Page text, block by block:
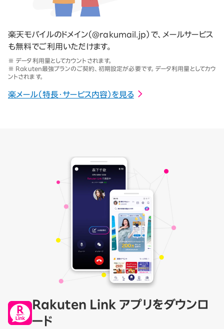
楽天モバイルのドメイン（@rakumail.jp）で、メールサービス
も無料でご利用いただけます。
※ データ利用量としてカウントされます。
※ Rakuten最強プランのご契約、初期設定が必要です。データ利用量としてカウ
ントされます。
楽メール（特長・サービス内容）を見る
Rakuten Link アプリをダウンロ
ード